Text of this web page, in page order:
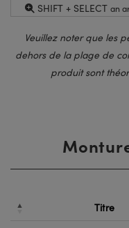
SHIFT + SELECT an
Veuillez noter que les
dehors de la plage de
produit sont
Titre